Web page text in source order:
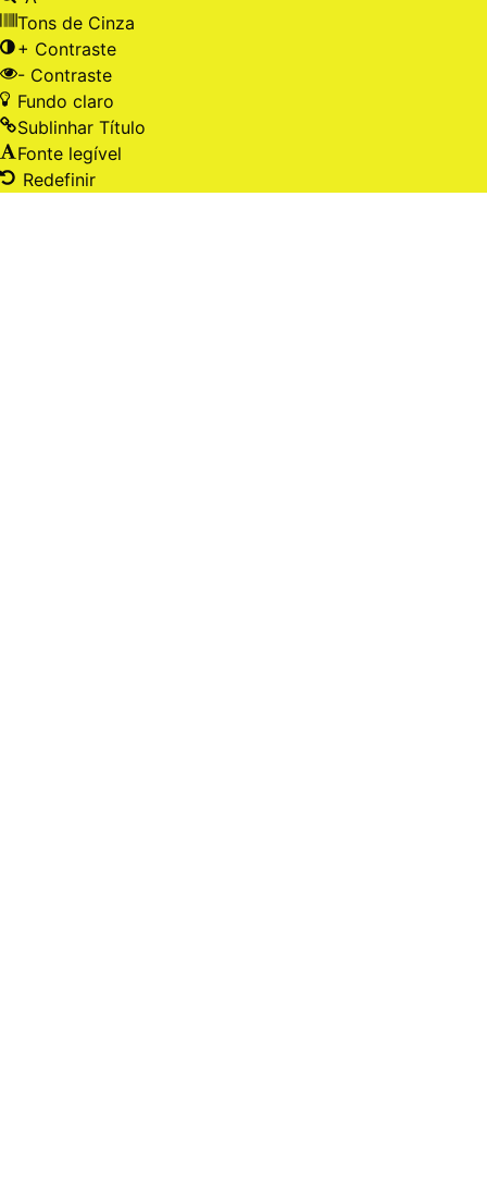
Tons de Cinza
+ Contraste
- Contraste
Fundo claro
Sublinhar Título
Fonte legível
Redefinir